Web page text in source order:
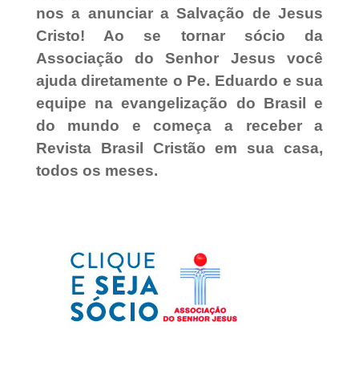
nos a anunciar a Salvação de Jesus
Cristo! Ao se tornar sócio da
Associação do Senhor Jesus você
ajuda diretamente o Pe. Eduardo e sua
equipe na evangelização do Brasil e
do mundo e começa a receber a
Revista Brasil Cristão em sua casa,
todos os meses.